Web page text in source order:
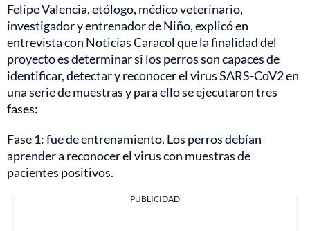
Felipe Valencia, etólogo, médico veterinario,
investigador y entrenador de Niño, explicó en
entrevista con Noticias Caracol que la finalidad del
proyecto es determinar si los perros son capaces de
identificar, detectar y reconocer el virus SARS-CoV2 en
una serie de muestras y para ello se ejecutaron tres
fases:
Fase 1: fue de entrenamiento. Los perros debían
aprender a reconocer el virus con muestras de
pacientes positivos.
PUBLICIDAD